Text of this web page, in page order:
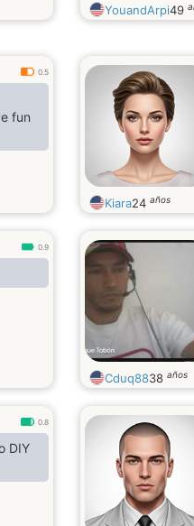
YouandArpi49
0.5
fun
Kiara24 años
0.9
Cduq8838 años
0.8
DIY